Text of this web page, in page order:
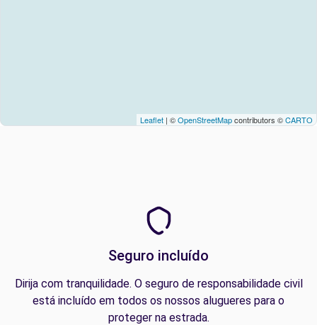
Leaflet | ©OpenStreetMapcontributors ©CARTO
Seguro incluído
Dirija com tranquilidade. O seguro de responsabilidade civil
está incluído em todos os nossos alugueres para o
proteger na estrada.